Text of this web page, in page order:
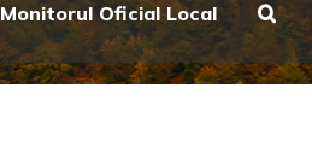
Monitorul Oficial Local